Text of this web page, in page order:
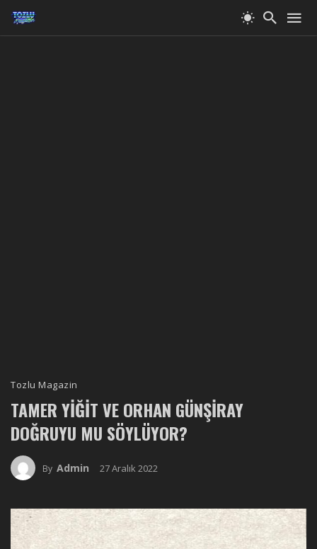
Tozlu Magazin
TAMER YIĞIT VE ORHAN GÜNŞIRAY
DOĞRUYU MU SÖYLÜYOR?
By Admin 27 Aralık 2022